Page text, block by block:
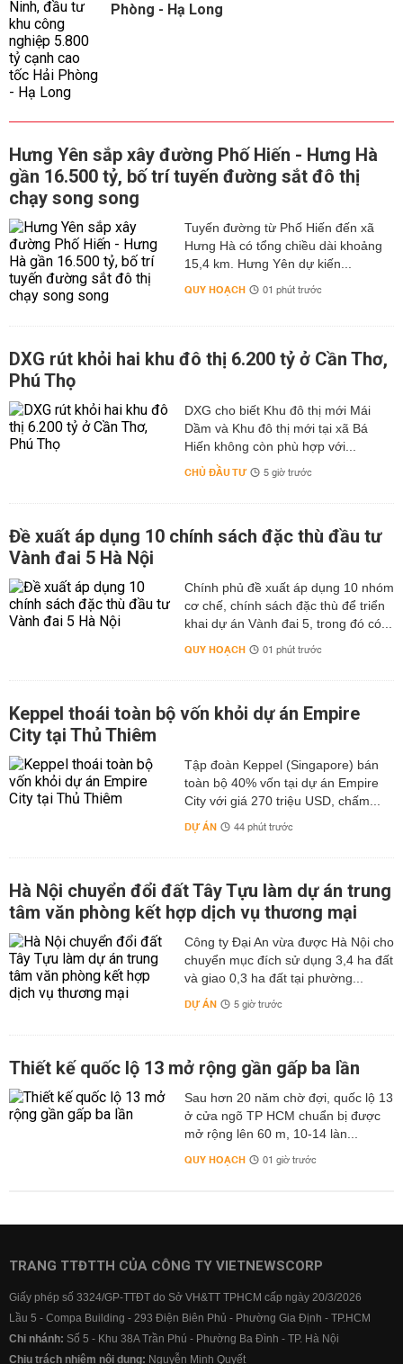
Phòng - Hạ Long
Hưng Yên sắp xây đường Phố Hiến - Hưng Hà
gần 16.500 tỷ, bố trí tuyến đường sắt đô thị
chạy song song
Tuyến đường từ Phố Hiến đến xã
Hưng Hà có tổng chiều dài khoảng
15,4 km. Hưng Yên dự kiến...
QUY HOẠCH 01 phút trước
DXG rút khỏi hai khu đô thị 6.200 tỷ ở Cần Thơ,
Phú Thọ
DXG cho biết Khu đô thị mới Mái
Dầm và Khu đô thị mới tại xã Bá
Hiến không còn phù hợp với...
CHỦ ĐẦU TƯ 5 giờ trước
Đề xuất áp dụng 10 chính sách đặc thù đầu tư
Vành đai 5 Hà Nội
Chính phủ đề xuất áp dụng 10 nhóm
cơ chế, chính sách đặc thù để triển
khai dự án Vành đai 5, trong đó có...
QUY HOẠCH 01 phút trước
Keppel thoái toàn bộ vốn khỏi dự án Empire
City tại Thủ Thiêm
Tập đoàn Keppel (Singapore) bán
toàn bộ 40% vốn tại dự án Empire
City với giá 270 triệu USD, chấm...
DỰ ÁN 44 phút trước
Hà Nội chuyển đổi đất Tây Tựu làm dự án trung
tâm văn phòng kết hợp dịch vụ thương mại
Công ty Đại An vừa được Hà Nội cho
chuyển mục đích sử dụng 3,4 ha đất
và giao 0,3 ha đất tại phường...
DỰ ÁN 5 giờ trước
Thiết kế quốc lộ 13 mở rộng gần gấp ba lần
Sau hơn 20 năm chờ đợi, quốc lộ 13
ở cửa ngõ TP HCM chuẩn bị được
mở rộng lên 60 m, 10-14 làn...
QUY HOẠCH 01 giờ trước
TRANG TTĐTTH CỦA CÔNG TY VIETNEWSCORP
Giấy phép số 3324/GP-TTĐT do Sở VH&TT TPHCM cấp ngày 20/3/2026
Lầu 5 - Compa Building - 293 Điện Biên Phủ - Phường Gia Định - TP.HCM
Chi nhánh: Số 5 - Khu 38A Trần Phú - Phường Ba Đình - TP. Hà Nội
Chịu trách nhiệm nội dung: Nguyễn Minh Quyết